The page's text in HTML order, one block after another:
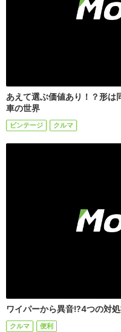
あえて選ぶ価値あり！？形は
車の世界
ビンテージ クルマ
ワイパーから異音!?4つの対
クルマ 便利